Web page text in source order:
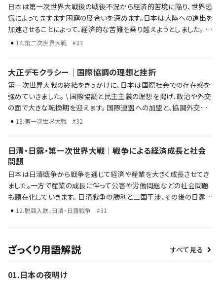
日本は第一次世界大戦後の戦後不況から経済的苦境に陥り、世界恐
慌によってますます困窮の度合いを深めます。日本は大陸への進出を
加速させることによって、経済的な苦難を乗り越えようとしました。 し
かし、大陸への進出は中国との武力衝突へと発展し、国際的な孤立
中戦争 第二次世界大戦と日本の対応 太平洋戦争の始まりと戦争の
終結 歴史年表だけでは語り尽くせない彼らの野望、戦略、そして後の
時代への影響を、ラジレキが独自解説します。
14.第二次世界大戦 #33
大正デモクラシー｜国際協調の理想と挫折
第一次世界大戦の終結をきっかけに、日本は国際社会での存在感を
強めていきました。 \ 国際協調と民主主義の理想を掲げ、政治や外交
の面で大きな転換期を迎えます。 国際連盟への加盟と、協調外交の
推進 政党内閣の成立と「憲政の常道」 普通選挙法の制定による選挙
調路線は行き詰まっていきます。 \ 激動の時代、大正デモクラシーの
光と影を、ラジレキが独自解説します。
13.第一次世界大戦 #32
日清・日露・第一次世界大戦｜戦争による経済成長と社会
問題
日本は日清戦争から戦争を通じて経済や産業を大きく成長させてき
ました。一方で産業の成長に伴って公害や労働問題などの社会問題
も顕在化していきます。 日清戦争の勝利と三国干渉、その後の日露戦
争 第一次世界大戦による日本の国際的影響力の高まり 戦争による
す。
12.脱亜入欧、日清・日露戦争 #31
ざっくり用語解説 すべて見る
01.日本の夜明け